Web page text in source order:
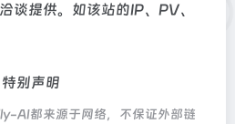
谈提供。如该站的IP、PV、
特别声明
AI都来源于网络，不保证外部链